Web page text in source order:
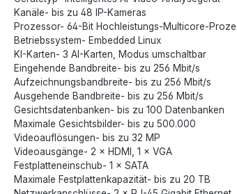
Kanäle- bis zu 48 IP-Kameras
Prozessor- 64-Bit Hochleistungs-Multicore-
Betriebssystem- Embedded Linux
KI-Karten- 3 AI-Karten, Modus umschaltbar
Eingehende Bandbreite- bis zu 256 Mbit/s
Aufzeichnungsbandbreite- bis zu 256 Mbit/s
Ausgehende Bandbreite- bis zu 256 Mbit/s
Gesichtsdatenbanken- bis zu 100 Datenbanken
Maximale Gesichtsbilder- bis zu 500.000
Videoauflösungen- bis zu 32 MP
Videoausgänge- 2 × HDMI, 1 × VGA
Festplatteneinschub- 1 × SATA
Maximale Festplattenkapazität- bis zu 20 TB